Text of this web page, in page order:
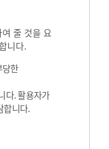
줄 것을 요
니다.
당한
다. 활용자가
합니다.